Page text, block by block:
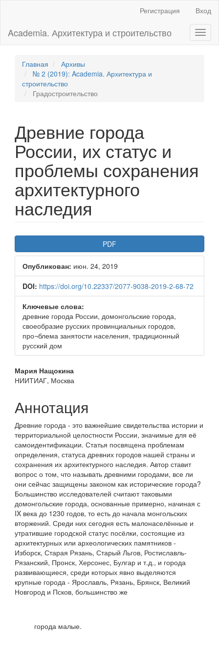
Основное
содержимое
панель
Регистрация Вход
Academia. Архитектура и строительство
Главная
Архивы
№ 2 (2019): Academia. Архитектура и
строительство
Градостроительство
Древние города
России, их статус и
проблемы сохранения
архитектурного
наследия
Боковая
панель
статьи
PDF
Опубликован: июн. 24, 2019
DOI: https://doi.org/10.22337/2077-9038-2019-2-68-72
Ключевые слова:
древние города России, домонгольские города,
своеобразие русских провинциальных городов,
про¬блема занятости населения, традиционный
русский дом
Основное
содержимое
статьи
Мария Нащокина
НИИТИАГ, Москва
Аннотация
Древние города - это важнейшие свидетельства истории и
территориальной целостности России, значимые для её
самоидентификации. Статья посвящена проблемам
опреде­ления, статуса древних городов нашей страны и
сохранения их архитектурного наследия. Автор ставит
вопрос о том, что называть древними городами, все ли
они сейчас защищены законом как исторические города?
Большинство исследова­телей считают таковыми
домонгольские города, основанные примерно, начиная с
IX века до 1230 годов, то есть до начала монгольских
вторжений. Среди них сегодня есть малонасе­лённые и
утратившие городской статус посёлки, состоящие из
архитектурных или археологических памятников -
Изборск, Старая Рязань, Старый Льгов, Ростиславль-
Рязанский, Пронск, Херсонес, Булгар и т.д., и города
развивающиеся, среди которых явно выделяются
крупные города - Ярославль, Рязань, Брянск, Великий
Новгород и Псков, большинство же
города малые.